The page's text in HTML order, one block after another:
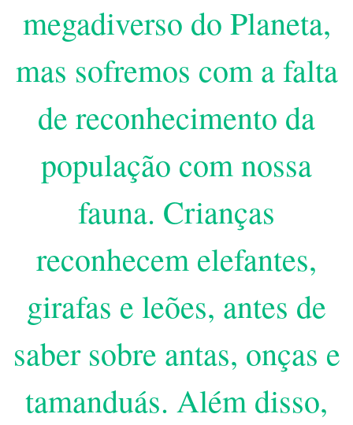
megadiverso do Planeta,
mas sofremos com a falta
de reconhecimento da
população com nossa
fauna. Crianças
reconhecem elefantes,
girafas e leões, antes de
saber sobre antas, onças e
tamanduás. Além disso,